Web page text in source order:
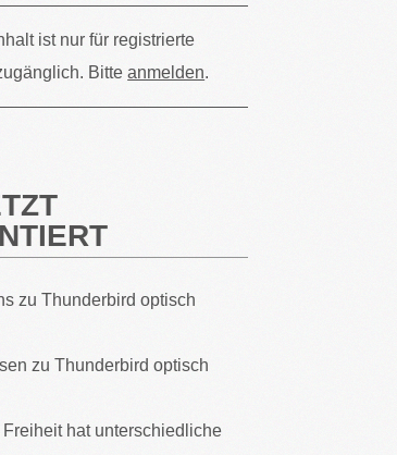
ist nur für registrierte
Bitteanmelden.
zu Thunderbird optisch
zu Thunderbird optisch
Freiheit hat unterschiedliche